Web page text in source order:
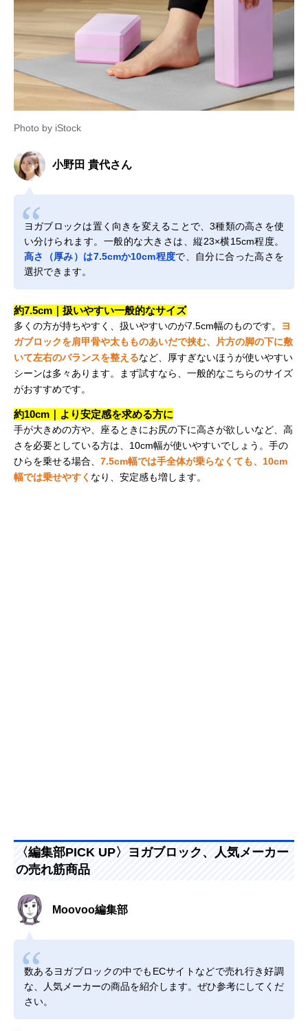
Photo by iStock
小野田 貴代さん
ヨガブロックは置く向きを変えることで、3種類の高さを使
い分けられます。一般的な大きさは、縦23×横15cm程度。
高さ（厚み）は7.5cmか10cm程度で、自分に合った高さを
選択できます。
約7.5cm｜扱いやすい一般的なサイズ
多くの方が持ちやすく、扱いやすいのが7.5cm幅のものです。
ヨ
ガブロックを肩甲骨や太もものあいだで挟む、片方の脚の下に敷
いて左右のバランスを整えるなど、厚すぎないほうが使いやすい
シーンは多々あります。まず試すなら、一般的なこちらのサイズ
がおすすめです。
約10cm｜より安定感を求める方に
手が大きめの方や、座るときにお尻の下に高さが欲しいなど、高
さを必要としている方は、10cm幅が使いやすいでしょう。手の
ひらを乗せる場合、 7.5cm幅では手全体が乗らなくても、10cm
幅では乗せやすく なり、安定感も増します。
〈編集部PICK UP〉ヨガブロック、人気メーカー
の売れ筋商品
Moovoo編集部
数あるヨガブロックの中でもECサイトなどで売れ行き好調
な、人気メーカーの商品を紹介します。ぜひ参考にしてくだ
さい。